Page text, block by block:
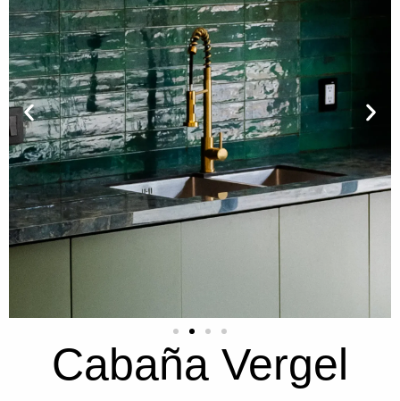
Cabaña Vergel